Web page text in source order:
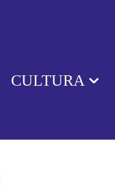
CULTURA